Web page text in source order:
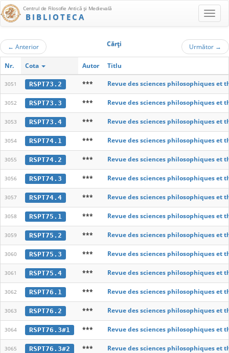
Centrul de Filosofie Antică şi Medievală
BIBLIOTECA
← Anterior Cărţi Următor →
Nr. Cota Autor Titlu
3051 RSPT73.2 *** Revue des sciences philosophiques et
3052 RSPT73.3 *** Revue des sciences philosophiques et
3053 RSPT73.4 *** Revue des sciences philosophiques et
3054 RSPT74.1 *** Revue des sciences philosophiques et
3055 RSPT74.2 *** Revue des sciences philosophiques et
3056 RSPT74.3 *** Revue des sciences philosophiques et
3057 RSPT74.4 *** Revue des sciences philosophiques et
3058 RSPT75.1 *** Revue des sciences philosophiques et
3059 RSPT75.2 *** Revue des sciences philosophiques et
3060 RSPT75.3 *** Revue des sciences philosophiques et
3061 RSPT75.4 *** Revue des sciences philosophiques et
3062 RSPT76.1 *** Revue des sciences philosophiques et
3063 RSPT76.2 *** Revue des sciences philosophiques et
3064 RSPT76.3#1 *** Revue des sciences philosophiques et
3065 RSPT76.3#2 *** Revue des sciences philosophiques et